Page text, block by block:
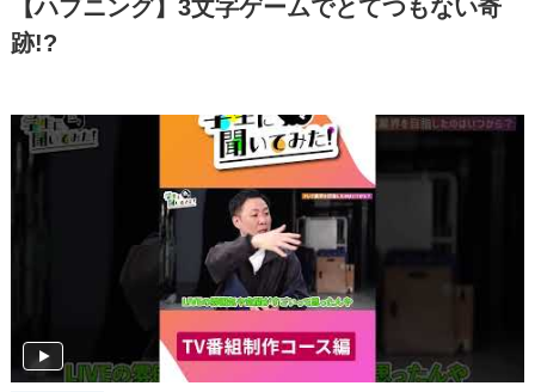
【ハプニング】3文字ゲームでとてつもない奇
跡!?